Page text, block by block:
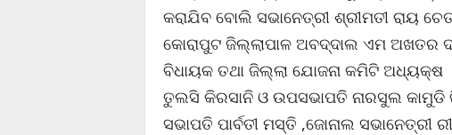
କରାଯିବ ବୋଲି ସଭାନେତ୍ରୀ ଶ୍ରୀମତୀ ରାୟ
କୋରାପୁଟ ଜିଲ୍ଲାପାଳ ଅବଦ୍ଦାଲ ଏମ ଅଖତର
ବିଧାୟକ ତଥା ଜିଲ୍ଲା ଯୋଜନା କମିଟି
ତୁଲସି କିରସାନି ଓ ଉପସଭାପତି ନାରସୁଲ କାମୁଡି
ସଭାପତି ପାର୍ବତୀ ମସ୍ତି ,ଜୋନାଲ ସଭାନେତ୍ରୀ